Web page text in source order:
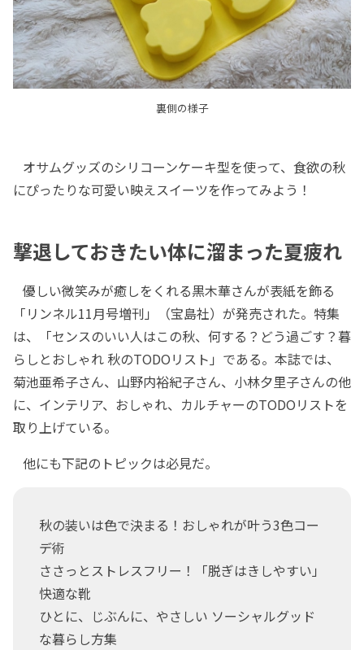
裏側の様子
オサムグッズのシリコーンケーキ型を使って、食欲の秋
にぴったりな可愛い映えスイーツを作ってみよう！
撃退しておきたい体に溜まった夏疲れ
優しい微笑みが癒しをくれる黒木華さんが表紙を飾る
「リンネル11月号増刊」（宝島社）が発売された。特集
は、「センスのいい人はこの秋、何する？どう過ごす？暮
らしとおしゃれ 秋のTODOリスト」である。本誌では、
菊池亜希子さん、山野内裕紀子さん、小林夕里子さんの他
に、インテリア、おしゃれ、カルチャーのTODOリストを
取り上げている。
他にも下記のトピックは必見だ。
秋の装いは色で決まる！おしゃれが叶う3色コー
デ術
ささっとストレスフリー！「脱ぎはきしやすい」
快適な靴
ひとに、じぶんに、やさしい ソーシャルグッド
な暮らし方集